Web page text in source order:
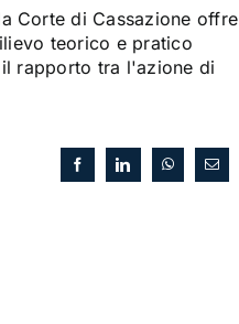
Corte di Cassazione offre
teorico e pratico
rapporto tra l'azione di